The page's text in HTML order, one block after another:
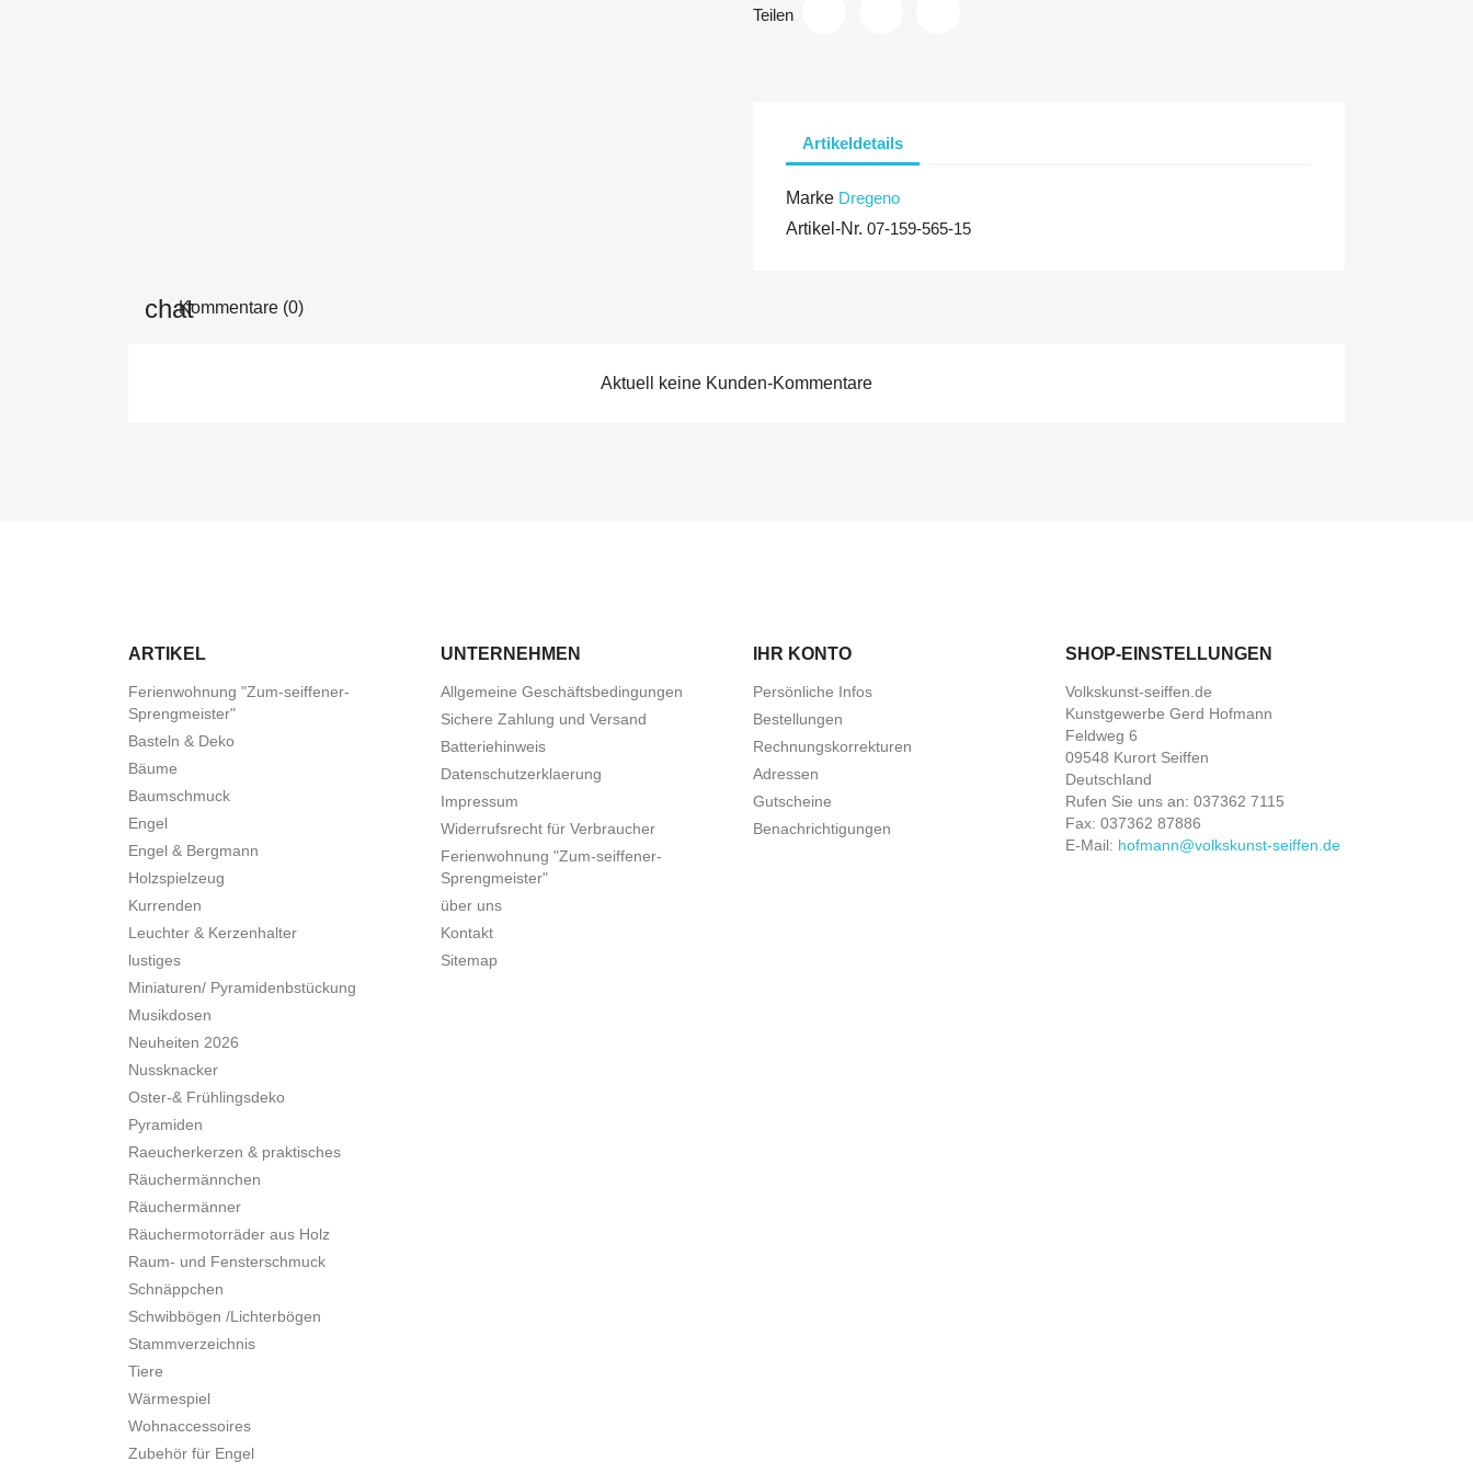
Teilen
Artikeldetails
Marke Dregeno
Artikel-Nr. 07-159-565-15
Kommentare (0)
Aktuell keine Kunden-Kommentare
ARTIKEL
Ferienwohnung "Zum-seiffener-
Sprengmeister"
Basteln & Deko
Bäume
Baumschmuck
Engel
Engel & Bergmann
Holzspielzeug
Kurrenden
Leuchter & Kerzenhalter
lustiges
Miniaturen/ Pyramidenbstückung
Musikdosen
Neuheiten 2026
Nussknacker
Oster-& Frühlingsdeko
Pyramiden
Raeucherkerzen & praktisches
Räuchermännchen
Räuchermänner
Räuchermotorräder aus Holz
Raum- und Fensterschmuck
Schnäppchen
Schwibbögen /Lichterbögen
Stammverzeichnis
Tiere
Wärmespiel
Wohnaccessoires
Zubehör für Engel
UNTERNEHMEN
Allgemeine Geschäftsbedingungen
Sichere Zahlung und Versand
Batteriehinweis
Datenschutzerklaerung
Impressum
Widerrufsrecht für Verbraucher
Ferienwohnung "Zum-seiffener-
Sprengmeister"
über uns
Kontakt
Sitemap
IHR KONTO
Persönliche Infos
Bestellungen
Rechnungskorrekturen
Adressen
Gutscheine
Benachrichtigungen
SHOP-EINSTELLUNGEN
Volkskunst-seiffen.de
Kunstgewerbe Gerd Hofmann
Feldweg 6
09548 Kurort Seiffen
Deutschland
Rufen Sie uns an: 037362 7115
Fax: 037362 87886
E-Mail: hofmann@volkskunst-seiffen.de